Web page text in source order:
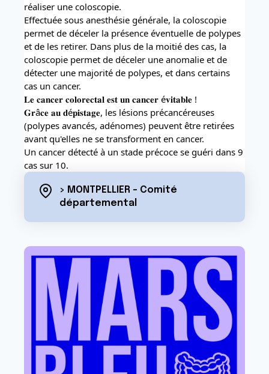
réaliser une coloscopie.
Effectuée sous anesthésie générale, la coloscopie
permet de déceler la présence éventuelle de polypes
et de les retirer. Dans plus de la moitié des cas, la
coloscopie permet de déceler une anomalie et de
détecter une majorité de polypes, et dans certains
cas un cancer.
𝐋𝐞 𝐜𝐚𝐧𝐜𝐞𝐫 𝐜𝐨𝐥𝐨𝐫𝐞𝐜𝐭𝐚𝐥 𝐞𝐬𝐭 𝐮𝐧 𝐜𝐚𝐧𝐜𝐞𝐫 é𝐯𝐢𝐭𝐚𝐛𝐥𝐞 !
𝐆𝐫â𝐜𝐞 𝐚𝐮 𝐝é𝐩𝐢𝐬𝐭𝐚𝐠𝐞, les lésions précancéreuses
(polypes avancés, adénomes) peuvent être retirées
avant qu'elles ne se transforment en cancer.
Un cancer détecté à un stade précoce se guéri dans 9
cas sur 10.
> MONTPELLIER - Comité
départemental